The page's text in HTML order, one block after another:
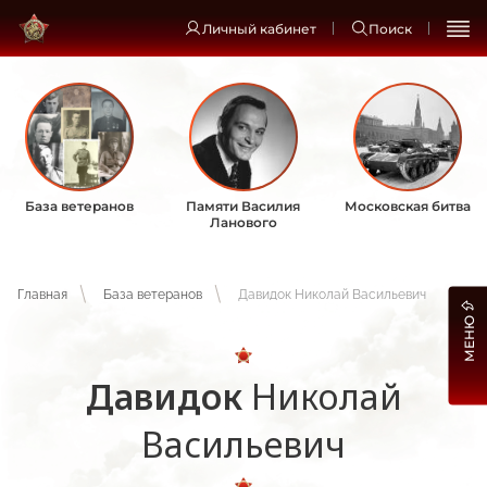
Личный кабинет Поиск
База ветеранов
Памяти Василия
Ланового
Московская битва
Главная База ветеранов Давидок Николай Васильевич
Давидок Николай
Васильевич
МЕНЮ